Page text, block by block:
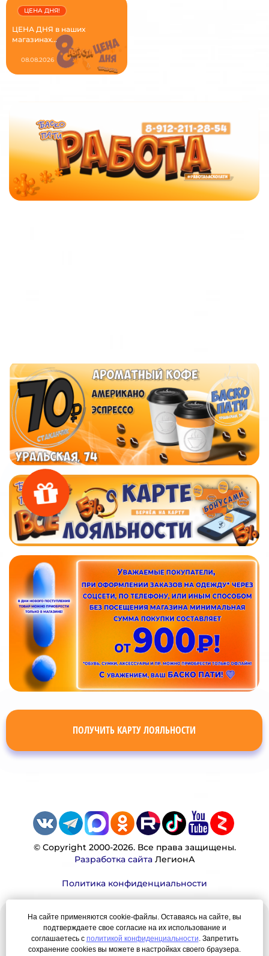
ЦЕНА ДНЯ в наших
магазинах...
ЦЕНА ДНЯ!
08.08.2026
ПОЛУЧИТЬ КАРТУ ЛОЯЛЬНОСТИ
© Copyright 2000-2026. Все права защищены.
Разработка сайтаЛегионА
Политика конфиденциальности
Наша миссия:
Мы — честно, много, давно продаем вещи,
На сайте применяются cookie-файлы. Оставаясь на сайте, вы
подтверждаете свое согласие на их использование и
соглашаетесь с политикой конфиденциальности. Запретить
сохранение cookies вы можете в настройках своего браузера.